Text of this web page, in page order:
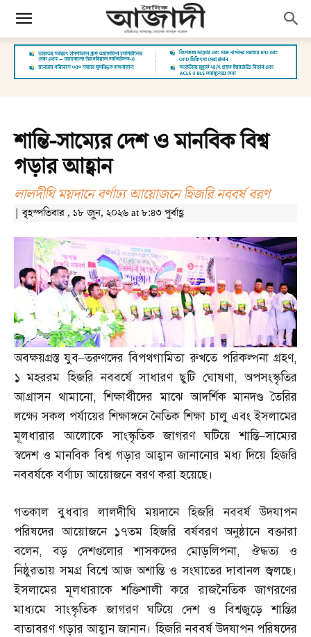
শান্তি-সাম্যের দেশ ও মানবিক বিশ্ব
গড়ার আহ্বান
লালদীঘি ময়দানে বর্ণাঢ্য আয়োজনে হিজরি নববর্ষ বরণ
| বৃহস্পতিবার , ১৮ জুন, ২০২৬ at ৮:৪৩ পূর্বাহ্ণ
অবক্ষয়গ্রস্ত যুব–তরুণদের বিপথগামিতা রুখতে পরিকল্পনা গ্রহণ,
১ মহররম হিজরি নববর্ষে সাধারণ ছুটি ঘোষণা,অপসংস্কৃতির
আগ্রাসন থামানো,শিক্ষার্থীদের মাঝে আদর্শিক মানদণ্ড তৈরির
লক্ষ্যে সকল পর্যায়ের শিক্ষাঙ্গনে নৈতিক শিক্ষা চালু এবং ইসলামের
মূলধারার আলোকে সাংস্কৃতিক জাগরণ ঘটিয়ে শান্তি–সাম্যের
স্বদেশ ও মানবিক বিশ্ব গড়ার আহ্বান জানানোর মধ্য দিয়ে হিজরি
নববর্ষকে বর্ণাঢ্য আয়োজনে বরণ করা হয়েছে।
গতকাল বুধবার লালদীঘি ময়দানে হিজরি নববর্ষ উদযাপন
পরিষদের আয়োজনে ১৭তম হিজরি বর্ষবরণ অনুষ্ঠানে বক্তারা
বলেন,বড় দেশগুলোর শাসকদের মোড়লিপনা, ঔদ্ধত্য ও
নিষ্ঠুরতায় সমগ্র বিশ্বে আজ অশান্তি ও সংঘাতের দাবানল জ্বলছে।
ইসলামের মূলধারাকে শক্তিশালী করে রাজনৈতিক জাগরণের
মাধ্যমে সাংস্কৃতিক জাগরণ ঘটিয়ে দেশ ও বিশ্বজুড়ে শান্তির
বাতাবরণ গড়ার আহ্বান জানান। হিজরি নববর্ষ উদযাপন পরিষদের